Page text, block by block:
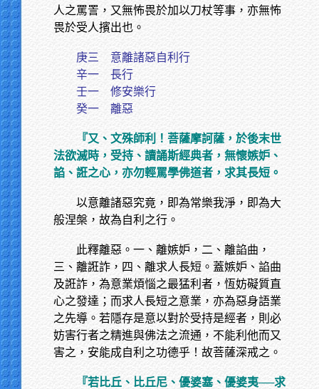
人之罵詈，又無怖畏於加以刀杖等事，亦無怖
畏於受人擯出也。
庚三 意離諸惡自利行
辛一 長行
壬一 修安樂行
癸一 離惡
『又、文殊師利！菩薩摩訶薩，於後末世
法欲滅時，受持、讀誦斯經典者，無懷嫉妒、
諂、誑之心，亦勿輕罵學佛道者，求其長短。
以意離諸惡究竟，即為常樂我淨，即為大
般涅槃，故為自利之行。
此釋離惡。一、離嫉妒，二、離諂曲，
三、離誑詐，四、離求人長短。蓋嫉妒、諂曲
及誑詐，為意業煩惱之最猛利者，恆妨礙質直
心之發達；而求人長短之意業，亦為惡身語業
之先導。若隱存是意以對於受持是經者，則必
妨害行者之精進與佛法之流通，不能利他而又
害之，安能成自利之功德乎！故菩薩深戒之。
『若比丘、比丘尼、優婆塞、優婆夷──求